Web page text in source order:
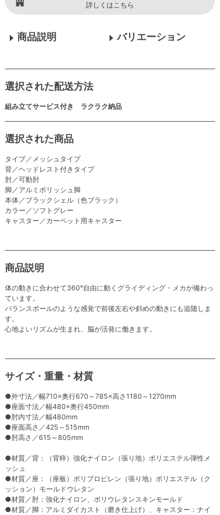
詳しくはこちら
商品説明 バリエーション
選択された配送方法
組み立てサービス付き ラクラク納品
選択された商品
タイプ／メッシュタイプ
背／ヘッドレスト付きタイプ
肘／可動肘
脚／アルミポリッシュ脚
本体／ブラックシェル（色ブラック）
カラー／ソフトグレー
キャスター／カーペット用キャスター
商品説明
体の動きに合わせて360°自由に動くグライディング・メカが備わっ
ています。
バランスボールのような感覚で前後左右や斜めの動きにも追随しま
す。
心地よいリズムが生まれ、脳が活発に働きます。
サイズ・重量・材質
●外寸法／幅710×奥行670～785×高さ1180～1270mm
●座面寸法／幅480×奥行450mm
●肘内寸法／幅480mm
●座面高さ／425～515mm
●肘高さ／615～805mm
●材質／背：（背枠）強化ナイロン（張り地）ポリエステル弾性メ
ッシュ
●材質／座：（座板）ポリプロピレン（張り地）ポリエステル（ク
ッション）モールドウレタン
●材質／肘：強化ナイロン、ポリウレタンスキンモールド
●材質／脚：アルミダイカスト（磨き仕上げ）、キャスター：ナイ